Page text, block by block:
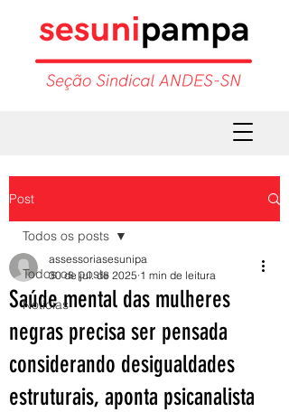
Post
Todos os posts
Notícias
Todos os posts
Saúde mental das mulheres
negras precisa ser pensada
considerando desigualdades
estruturais, aponta psicanalista
assessoriasesunipa
30 de jul. de 2025 1 min de leitura